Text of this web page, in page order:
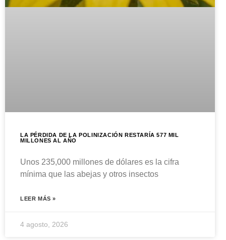
LA PÉRDIDA DE LA POLINIZACIÓN RESTARÍA 577 MIL
MILLONES AL AÑO
Unos 235,000 millones de dólares es la cifra
mínima que las abejas y otros insectos
LEER MÁS »
4 agosto, 2026